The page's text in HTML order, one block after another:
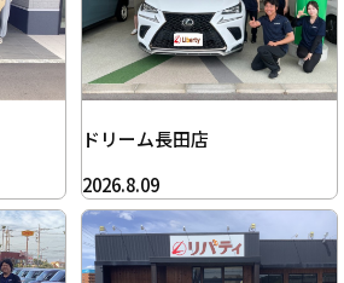
ドリーム長田店
2026.8.09